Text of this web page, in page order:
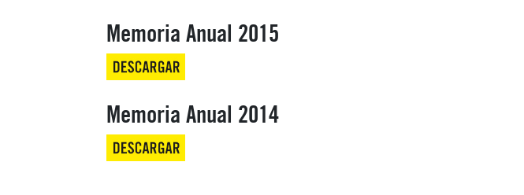
Memoria Anual 2015
Memoria Anual 2014